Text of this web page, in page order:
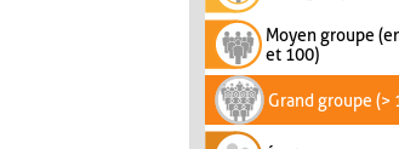
Moyen groupe
et 100)
Grand groupe (>